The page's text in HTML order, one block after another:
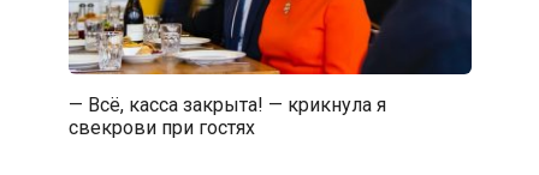
— Всё, касса закрыта! — крикнула я
свекрови при гостях